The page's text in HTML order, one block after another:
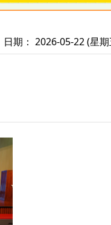
日期： 2026-05-22 (星